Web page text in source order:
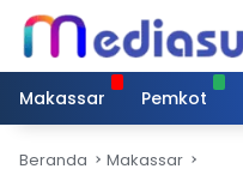
Langsung
konten
Makassar
Pemkot
Beranda Makassar